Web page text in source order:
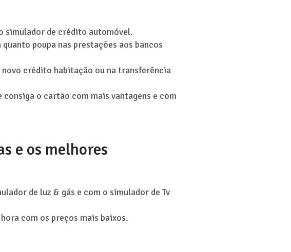
simulador de crédito automóvel.
poupa nas prestações aos bancos
crédito habitação ou na transferência
o cartão com mais vantagens e com
e os melhores
de luz & gás e com o simulador de Tv
com os preços mais baixos.